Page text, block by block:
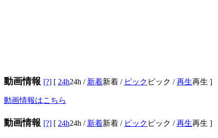
動画情報 [?] [ 24h24h / 新着新着 / ピック ピック /再生再生 ]
動画情報はこちら
動画情報 [?] [ 24h24h / 新着新着 / ピック ピック /再生再生 ]